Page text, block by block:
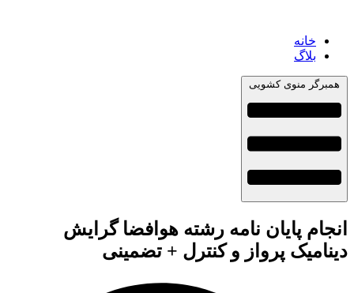
خانه
بلاگ
همبرگر منوی کشویی
انجام پایان نامه رشته هوافضا گرایش
دینامیک پرواز و کنترل + تضمینی